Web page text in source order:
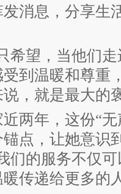
消息，分享生
望，当他们走
到温暖和尊重
，就是最大的
年，这份“无
点，让她意识
们的服务不仅
传递给更多的